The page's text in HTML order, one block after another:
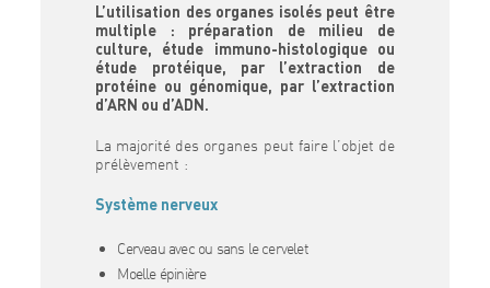
L’utilisation des organes isolés peut être
multiple : préparation de milieu de
culture, étude immuno-histologique ou
étude protéique, par l’extraction de
protéine ou génomique, par l’extraction
d’ARN ou d’ADN.
La majorité des organes peut faire l’objet de
prélèvement :
Système nerveux
Cerveau avec ou sans le cervelet
Moelle épinière